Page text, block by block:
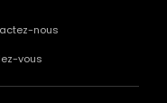
nous
vous